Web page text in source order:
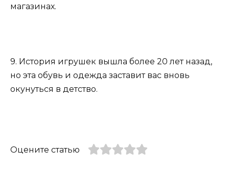
магазинах.
9. История игрушек вышла более 20 лет назад,
но эта обувь и одежда заставит вас вновь
окунуться в детство.
Оцените статью